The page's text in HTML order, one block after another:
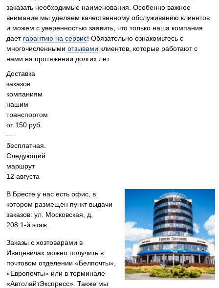
заказать необходимые наименования. Особенно важное
внимание мы уделяем качественному обслуживанию клиентов
и можем с уверенностью заявить, что только наша компания
дает гарантию на сервис! Обязательно ознакомьтесь с
многочисленными отзывами клиентов, которые работают с
нами на протяжении долгих лет.
Доставка
заказов
компаниям
нашим
транспортом
от 150 руб.
—
бесплатная.
Следующий
маршрут
12 августа
В Бресте у нас есть офис, в
котором размещен пункт выдачи
заказов: ул. Московская, д.
208 1-й этаж.
Заказы с хозтоварами в
Ивацевичах можно получить в
почтовом отделении «Белпочты»,
«Европочты» или в терминале
«АвтолайтЭкспресс». Также мы